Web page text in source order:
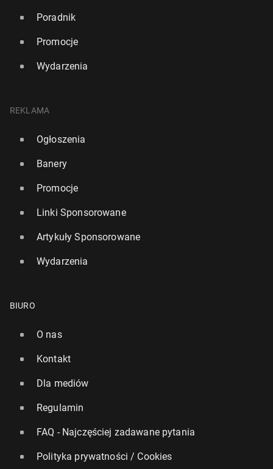
Poradnik
Promocje
Wydarzenia
REKLAMA
Ogłoszenia
Banery
Promocje
Linki Sponsorowane
Artykuły Sponsorowane
Wydarzenia
BIURO
O nas
Kontakt
Dla mediów
Regulamin
FAQ - Najczęściej zadawane pytania
Polityka prywatności / Cookies